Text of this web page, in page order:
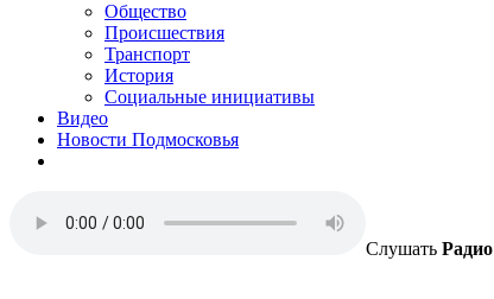
Общество
Происшествия
Транспорт
История
Социальные инициативы
Видео
Новости Подмосковья
Слушать Радио